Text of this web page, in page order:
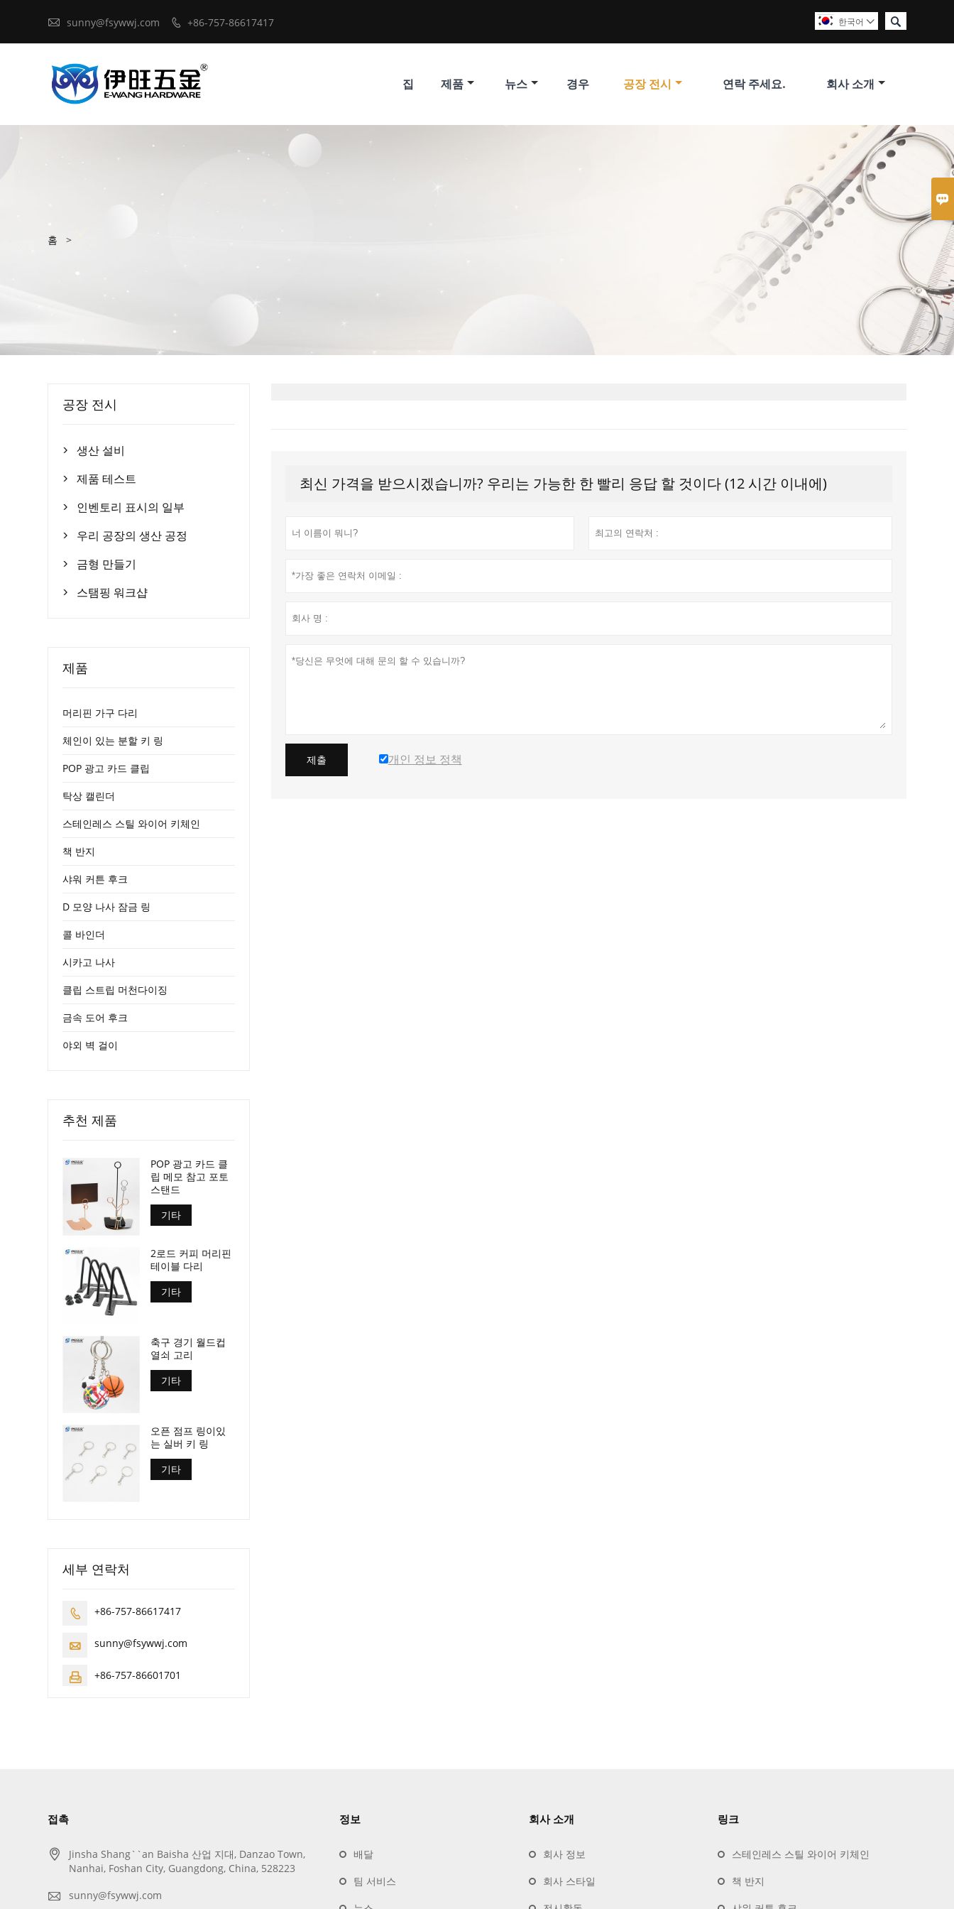

 sunny@fsywwj.com  +86-757-86617417 
한국어 
집 제품 뉴스 경우 공장 전시 연락 주세요. 회사 소개
홈 >
최신 가격을 받으시겠습니까? 우리는 가능한 한 빨리 응답 할 것이다 (12 시간 이내에)
제출 개인 정보 정책
공장 전시
 생산 설비
 제품 테스트
 인벤토리 표시의 일부
 우리 공장의 생산 공정
 금형 만들기
 스탬핑 워크샵
제품
머리핀 가구 다리
체인이 있는 분할 키 링
POP 광고 카드 클립
탁상 캘린더
스테인레스 스틸 와이어 키체인
책 반지
샤워 커튼 후크
D 모양 나사 잠금 링
콜 바인더
시카고 나사
클립 스트립 머천다이징
금속 도어 후크
야외 벽 걸이
추천 제품
POP 광고 카드 클
립 메모 참고 포토
스탠드
기타
2로드 커피 머리핀
테이블 다리
기타
축구 경기 월드컵
열쇠 고리
기타
오픈 점프 링이있
는 실버 키 링
기타
세부 연락처
 +86-757-86617417
 sunny@fsywwj.com
 +86-757-86601701
접촉

Jinsha Shang``an Baisha 산업 지대, Danzao Town,
Nanhai, Foshan City, Guangdong, China, 528223
 sunny@fsywwj.com
정보
배달
팀 서비스
회사 소개
회사 정보
회사 스타일
링크
스테인레스 스틸 와이어 키체인
책 반지